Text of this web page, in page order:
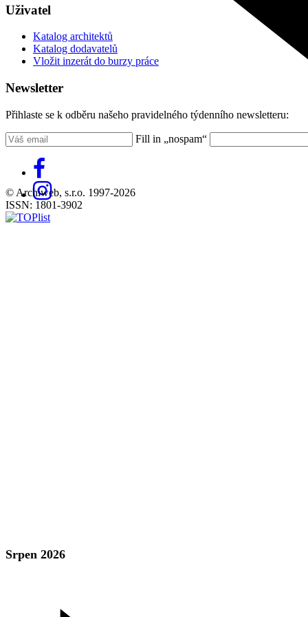
Srpen 2026
Uživatel
Katalog architektů
Katalog dodavatelů
Vložit inzerát do burzy práce
Newsletter
Přihlaste se k odběru našeho pravidelného týdenního newsletteru:
Fill in „nospam“
© Archiweb, s.r.o. 1997-2026
ISSN: 1801-3902